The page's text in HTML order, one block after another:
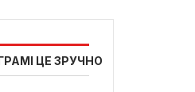
ЦЕ ЗРУЧНО